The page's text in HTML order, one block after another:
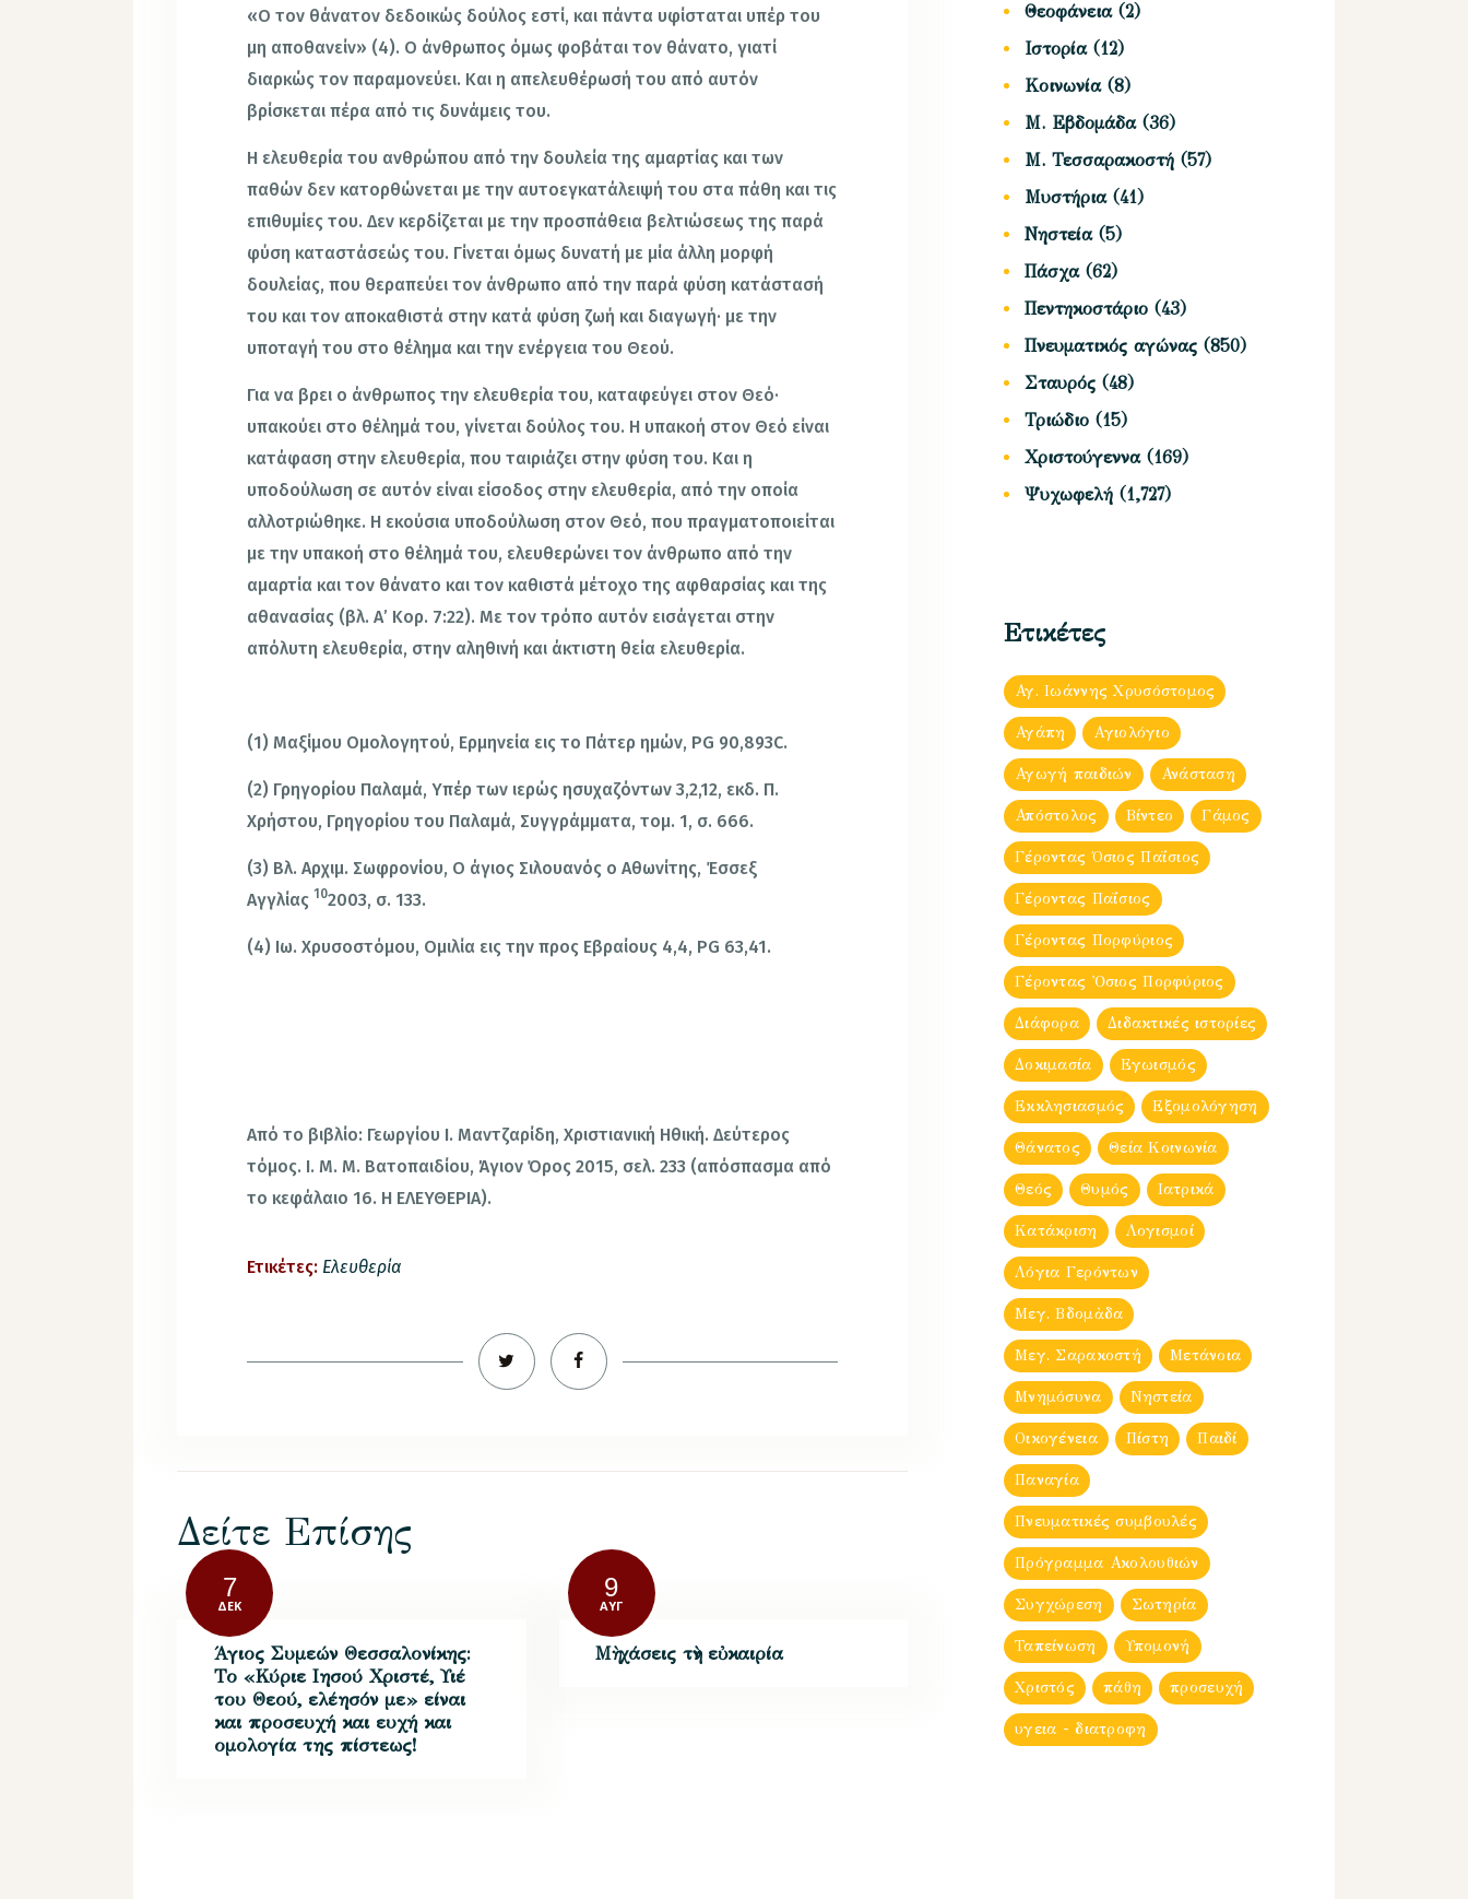
«Ο τον θάνατον δεδοικώς δούλος εστί, και πάντα υφίσταται υπέρ του
μη αποθανείν» (4). Ο άνθρωπος όμως φοβάται τον θάνατο, γιατί
διαρκώς τον παραμονεύει. Και η απελευθέρωσή του από αυτόν
βρίσκεται πέρα από τις δυνάμεις του.
Η ελευθερία του ανθρώπου από την δουλεία της αμαρτίας και των
παθών δεν κατορθώνεται με την αυτοεγκατάλειψή του στα πάθη και τις
επιθυμίες του. Δεν κερδίζεται με την προσπάθεια βελτιώσεως της παρά
φύση καταστάσεώς του. Γίνεται όμως δυνατή με μία άλλη μορφή
δουλείας, που θεραπεύει τον άνθρωπο από την παρά φύση κατάστασή
του και τον αποκαθιστά στην κατά φύση ζωή και διαγωγή· με την
υποταγή του στο θέλημα και την ενέργεια του Θεού.
Για να βρει ο άνθρωπος την ελευθερία του, καταφεύγει στον Θεό·
υπακούει στο θέλημά του, γίνεται δούλος του. Η υπακοή στον Θεό είναι
κατάφαση στην ελευθερία, που ταιριάζει στην φύση του. Και η
υποδούλωση σε αυτόν είναι είσοδος στην ελευθερία, από την οποία
αλλοτριώθηκε. Η εκούσια υποδούλωση στον Θεό, που πραγματοποιείται
με την υπακοή στο θέλημά του, ελευθερώνει τον άνθρωπο από την
αμαρτία και τον θάνατο και τον καθιστά μέτοχο της αφθαρσίας και της
αθανασίας (βλ. Α’ Κορ. 7:22). Με τον τρόπο αυτόν εισάγεται στην
απόλυτη ελευθερία, στην αληθινή και άκτιστη θεία ελευθερία.
(1) Μαξίμου Ομολογητού, Ερμηνεία εις το Πάτερ ημών, PG 90,893C.
(2) Γρηγορίου Παλαμά, Υπέρ των ιερώς ησυχαζόντων 3,2,12, εκδ. Π.
Χρήστου, Γρηγορίου του Παλαμά, Συγγράμματα, τομ. 1, σ. 666.
(3) Βλ. Αρχιμ. Σωφρονίου, Ο άγιος Σιλουανός ο Αθωνίτης, Έσσεξ
Αγγλίας 102003, σ. 133.
(4) Ιω. Χρυσοστόμου, Ομιλία εις την προς Εβραίους 4,4, PG 63,41.
Από το βιβλίο: Γεωργίου Ι. Μαντζαρίδη, Χριστιανική Ηθική. Δεύτερος
τόμος. Ι. Μ. Μ. Βατοπαιδίου, Άγιον Όρος 2015, σελ. 233 (απόσπασμα από
το κεφάλαιο 16. Η ΕΛΕΥΘΕΡΙΑ).
Ετικέτες: Ελευθερία
Δείτε Επίσης
7
ΔΕΚ
Άγιος Συμεών Θεσσαλονίκης:
Το «Κύριε Ιησού Χριστέ, Υιέ
του Θεού, ελέησόν με» είναι
και προσευχή και ευχή και
ομολογία της πίστεως!
9
ΑΥΓ
Μὴ χάσεις τὴν εὐκαιρία
Θεοφάνεια(2)
Ιστορία(12)
Κοινωνία(8)
Μ. Εβδομάδα(36)
Μ. Τεσσαρακοστή (57)
Μυστήρια(41)
Νηστεία(5)
Πάσχα(62)
Πεντηκοστάριο (43)
Πνευματικός αγώνας (850)
Σταυρός (48)
Τριώδιο (15)
Χριστούγεννα(169)
Ψυχωφελή (1,727)
Ετικέτες
Αγ. Ιωάννης Χρυσόστομος
Αγάπη Αγιολόγιο
Αγωγή παιδιών Ανάσταση
Απόστολος Βίντεο Γάμος
Γέροντας Όσιος Παΐσιος
Γέροντας Παΐσιος
Γέροντας Πορφύριος
Γέροντας Ὀσιος Πορφύριος
Διάφορα Διδακτικές ιστορίες
Δοκιμασία Εγωισμός
Εκκλησιασμός Εξομολόγηση
Θάνατος Θεία Κοινωνία
Θεός Θυμός Ιατρικά
Κατάκριση Λογισμοί
Λόγια Γερόντων
Μεγ. Βδομἀδα
Μεγ. Σαρακοστή Μετάνοια
Μνημόσυνα Νηστεία
Οικογένεια Πίστη Παιδί
Παναγία
Πνευματικές συμβουλές
Πρόγραμμα Ακολουθιών
Συγχώρεση Σωτηρία
Ταπείνωση Υπομονή
Χριστός πάθη προσευχή
υγεια - διατροφη